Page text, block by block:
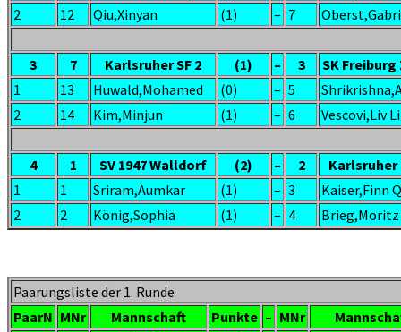
2
12 Qiu,Xinyan (1) – 7
3 7 Karlsruher SF 2 (1) – 3
SK Freiburg
1
13 Huwald,Mohamed (0) – 5
2
14 Kim,Minjun (1) – 6 Vescovi,Liv
4 1 SV 1947 Walldorf (2) – 2
Karlsruher
1
1 Sriram,Aumkar (1) – 3
Kaiser,Finn
2
2 König,Sophia (1) – 4 Brieg,Moritz
Paarungsliste der 1. Runde
PaarN MNr Mannschaft Punkte – MNr